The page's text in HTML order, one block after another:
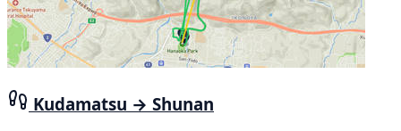
Kudamatsu → Shunan